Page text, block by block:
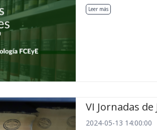
Leer más
VI Jornadas
2024-05-13 14:00:00